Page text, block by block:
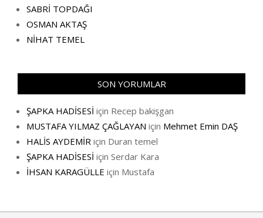
SABRİ TOPDAĞI
OSMAN AKTAŞ
NİHAT TEMEL
SON YORUMLAR
ŞAPKA HADİSESİ için Recep bakişgan
MUSTAFA YILMAZ ÇAĞLAYAN için Mehmet Emin DAŞ
HALİS AYDEMİR için Duran temel
ŞAPKA HADİSESİ için Serdar Kara
İHSAN KARAGÜLLE için Mustafa